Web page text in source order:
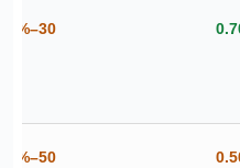
30–45%
50–70%